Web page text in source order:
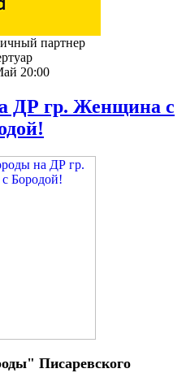
партнер
20:00
ДР гр. Женщина с
Писаревского